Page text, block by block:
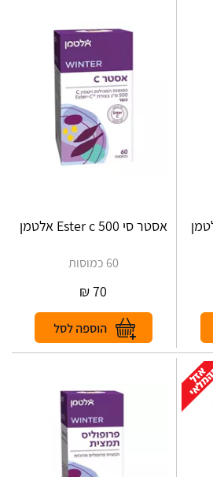
אסטר סי 500 Ester c אלטמן
60 כמוסות
70
₪